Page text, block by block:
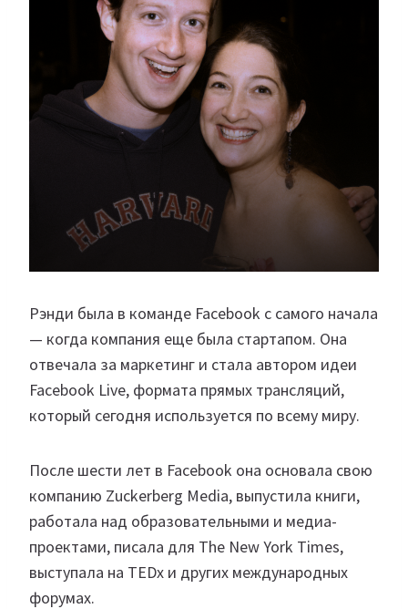
Рэнди была в команде Facebook с самого начала
— когда компания еще была стартапом. Она
отвечала за маркетинг и стала автором идеи
Facebook Live, формата прямых трансляций,
который сегодня используется по всему миру.
После шести лет в Facebook она основала свою
компанию Zuckerberg Media, выпустила книги,
работала над образовательными и медиа-
проектами, писала для The New York Times,
выступала на TEDx и других международных
форумах.